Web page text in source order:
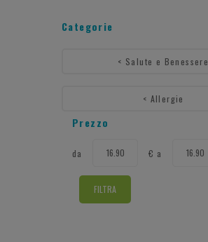
Categorie
< Salute e Benessere
< Allergie
Prezzo
da
da € aa